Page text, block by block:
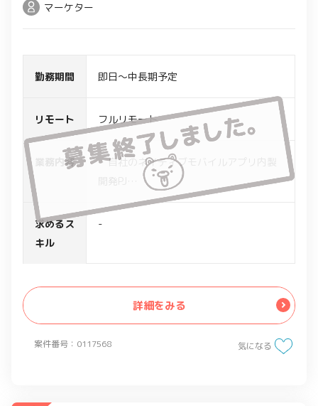
案件番号：0117568
マーケター
勤務期間 即日～中長期予定
リモート フルリモート
業務内容
・自社のネイティブモバイルアプリ内製
・アプリのグロース支援
・業務要件の分析に必要なデータを取得
・Google AnalyticsやFirebase
求めるス
キル
-
詳細をみる
気になる